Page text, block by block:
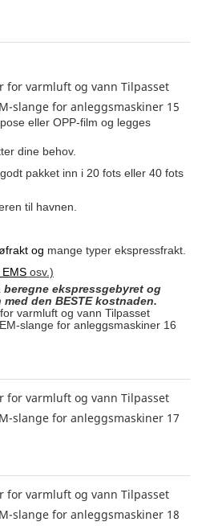
eller OPP-film og legges
dine behov.
pakket inn i 20 fots eller 40 fots
til havnen.
og mange typer ekspressfrakt.
EMS osv.)
beregne ekspressgebyret og
med den BESTE kostnaden.